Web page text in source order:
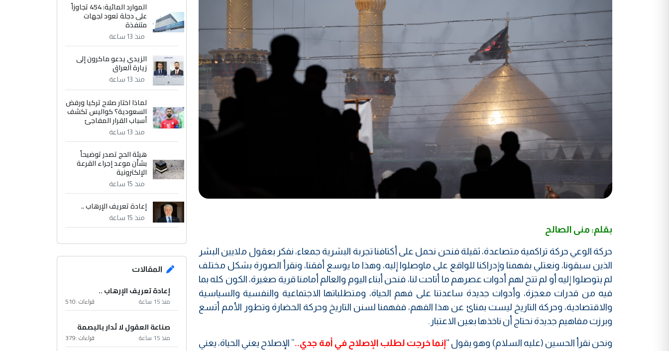
بقلم: منى الصالح
حركة الوعي حركة تراكمية متصاعدة، ثقيلة فنحن نحمل على أكتافنا تجربة البشرية جمعاء، نفكر بعقول ملايين البشر
الذين سبقونا، ونعتلي بفهمنا وإدراكنا للواقع على ماوصلوا إليه، وهذا ما يوسع أفقنا، ونقرأ الصورة بشكل مختلف
لم يتوصلوا إليه أو لم تتح لهم أدوات عصرهم ما أتاحت لنا، فنحن أبناء اليوم والعالم أمامنا قرية صغيرة، الكون كله بما
فيه من قدرات معجزة، وأدوات جديدة ساعدتنا على فهم الحياة، ومتطلباتها الاجتماعية والنفسية والسياسية
والاقتصادية، وحركة التاريخ ليست بمنائ عن هذا الفهم، ففهمنا لسنن التاريخ وحركة الحضارة وتطور الأمم أتسع
وبرزت مفاهيم جديدة نحتاج أن ناخذها بعين الاعتبار.
ونحن نقرأ الحسين (عليه السلام) وهو يقول “إنما خرجت لطلب الإصلاح في أمة جدي..” الإصلاح يعني الحياة، يعني
الموارد المائية: 454 تجاوزاً
على دجلة تعود لجهات
متنفذة
منذ 13 ساعة
الزيدي يدعو ماكرون إلى
زيارة العراق
منذ 13 ساعة
لماذا اختار صلاح تركيا ورفض
السعودية؟ كواليس تكشف
أسباب القرار المفاجئ
منذ 13 ساعة
هيئة الحج تصدر توضيحاً
بشأن موعد إجراء القرعة
الإلكترونية
منذ 15 ساعة
إعادة تعريف الإرهاب ..
منذ 15 ساعة
المقالات
إعادة تعريف الإرهاب ..
منذ 15 ساعة قراءات :510
صناعة العقول لا تُدار بالبصمة
منذ 15 ساعة قراءات :379